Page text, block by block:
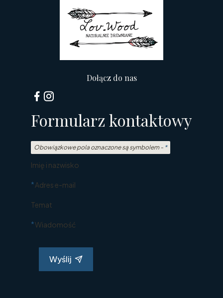
Dołącz do nas
Formularz kontaktowy
Obowiązkowe pola oznaczone są symbolem - *
Imię i nazwisko
*Adres e-mail
Temat
*Wiadomość
Wyślij